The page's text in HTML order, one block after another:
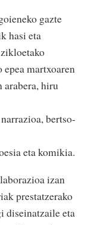
gazte
hasi eta
martxoaren
arabera, hiru
bertso-
eta komikia.
izan
prestatzerako
diseinatzaile eta